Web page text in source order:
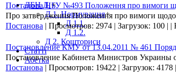
ДБН Д.+
Д 1. Нормування+
Д 1.1.
Д 1.2.
Д 2. Кошториси
Статті
Абетка
Постанова НБУ №493 Положення про вимоги
Про затвердження Положення про вимоги щодо
Постанова | Просмотров: 2974 | Загрузок: 100 | |
Постановление КМУ от 13.04.2011 № 461
Постановление Кабинета Министров Украины
Постанова | Просмотров: 19422 | Загрузок: 4178 |